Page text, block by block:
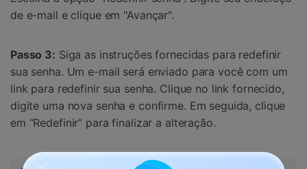
de e-mail e clique em "Avançar".
Passo 3: Siga as instruções fornecidas para redefinir
sua senha. Um e-mail será enviado para você com um
link para redefinir sua senha. Clique no link fornecido,
digite uma nova senha e confirme. Em seguida, clique
em “Redefinir” para finalizar a alteração.